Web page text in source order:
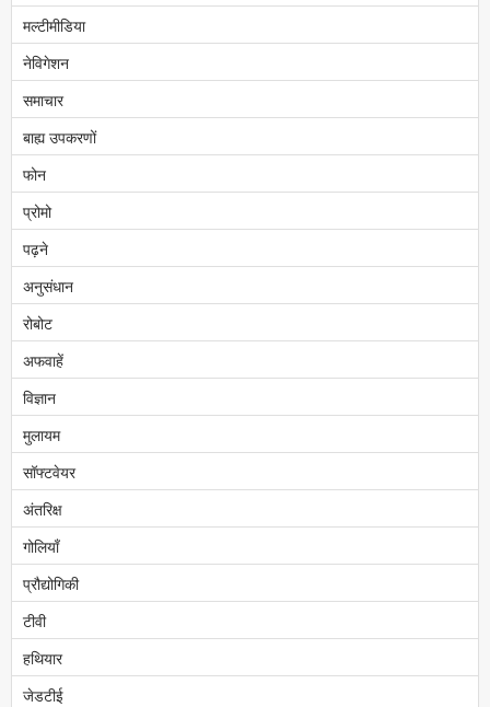
मल्टीमीडिया
नेविगेशन
समाचार
बाह्य उपकरणों
फोन
प्रोमो
पढ़ने
अनुसंधान
रोबोट
अफवाहें
विज्ञान
मुलायम
सॉफ्टवेयर
अंतरिक्ष
गोलियाँ
प्रौद्योगिकी
टीवी
हथियार
जेडटीई